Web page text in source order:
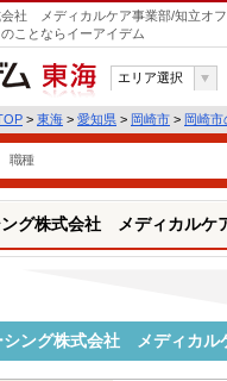
社 メディカルケア事業部/知立オ
ことならイーアイデム
東海
エリア選択
> 東海 > 愛知県 > 岡崎市 > 岡崎
職種
ング株式会社 メディカルケ
シング株式会社 メディカル